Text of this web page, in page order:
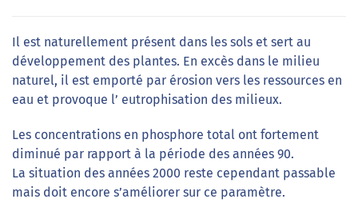
Il est naturellement présent dans les sols et sert au
développement des plantes. En excès dans le milieu
naturel, il est emporté par érosion vers les ressources en
eau et provoque l’ eutrophisation des milieux.
Les concentrations en phosphore total ont fortement
diminué par rapport à la période des années 90.
La situation des années 2000 reste cependant passable
mais doit encore s’améliorer sur ce paramètre.